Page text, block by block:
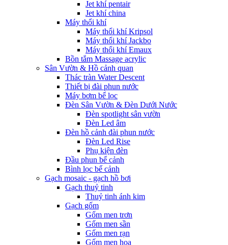
Jet khí pentair
Jet khí china
Máy thổi khí
Máy thổi khí Kripsol
Máy thổi khí Jackbo
Máy thổi khí Emaux
Bồn tắm Massage acrylic
Sân Vườn & Hồ cảnh quan
Thác tràn Water Descent
Thiết bị đài phun nước
Máy bơm bể lọc
Đèn Sân Vườn & Đèn Dưới Nước
Đèn spotlight sân vườn
Đèn Led âm
Đèn hồ cảnh đài phun nước
Đèn Led Rise
Phụ kiện đèn
Đầu phun bể cảnh
Bình lọc bể cảnh
Gạch mosaic - gạch hồ bơi
Gạch thuỷ tinh
Thuỷ tinh ánh kim
Gạch gốm
Gốm men trơn
Gốm men sần
Gốm men rạn
Gốm men hoa